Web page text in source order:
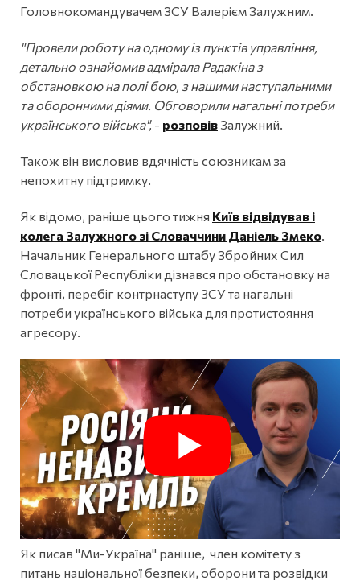
Головнокомандувачем ЗСУ Валерієм Залужним.
"Провели роботу на одному із пунктів управління,
детально ознайомив адмірала Радакіна з
обстановкою на полі бою, з нашими наступальними
та оборонними діями. Обговорили нагальні потреби
українського війська", - розповів Залужний.
Також він висловив вдячність союзникам за
непохитну підтримку.
Як відомо, раніше цього тижня Київ відвідував і
колега Залужного зі Словаччини Даніель Змеко
Начальник Генерального штабу Збройних Сил
Словацької Республіки дізнався про обстановку на
фронті, перебіг контрнаступу ЗСУ та нагальні
потреби українського війська для протистояння
агресору.
Як писав "Ми-Україна" раніше, член комітету з
питань національної безпеки, оборони та розвідки